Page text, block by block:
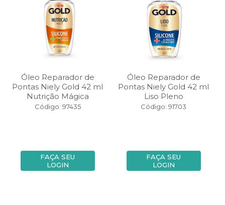
Óleo Reparador de
Pontas Niely Gold 42 ml
Nutrição Mágica
Código: 97435
FAÇA SEU
LOGIN
Óleo Reparador de
Pontas Niely Gold 42 ml
Liso Pleno
Código: 91703
FAÇA SEU
LOGIN